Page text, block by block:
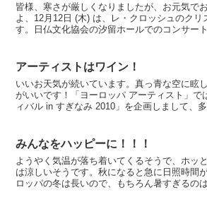
皆様、寒さが厳しくなりましたが、お元気で
よ、12月12日 (木) は、レ・クロッシュのクリ
す。日仏文化協会の汐留ホールでのコンサー
アーティストはワイン！
いいお天気が続いています。真っ青な空に眩
がいいです！「ヨーロッパ アーティスト」
ィバル in すぎなみ 2010」を企画しまして、
みんなをハッピーに！！！
ようやく気温が落ち着いてくるそうで、ホッ
は涼しいそうです。秋になると急に日照時間
ロッパの冬は長いので、もちろん暑すぎるの